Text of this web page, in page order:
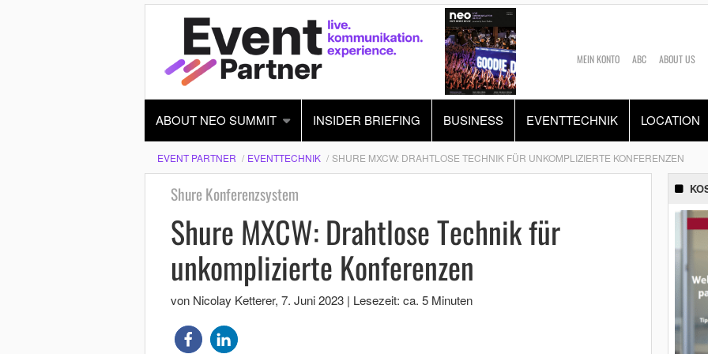
MEIN KONTO ABC ABOUT US
ABOUT NEO SUMMIT INSIDER BRIEFING BUSINESS EVENTTECHNIK LOCATION
EVENT PARTNER EVENTTECHNIK SHURE MXCW: DRAHTLOSE TECHNIK FÜR UNKOMPLIZIERTE KONFERENZEN
Shure Konferenzsystem
Shure MXCW: Drahtlose Technik für
unkomplizierte Konferenzen
von Nicolay Ketterer, 7. Juni 2023 | Lesezeit: ca. 5 Minuten